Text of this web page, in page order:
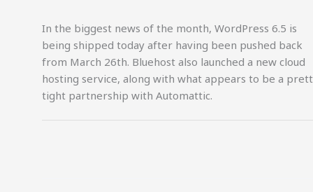
In the biggest news of the month, WordPress 6.5 is
being shipped today after having been pushed back
from March 26th. Bluehost also launched a new cloud
hosting service, along with what appears to be a
tight partnership with Automattic.